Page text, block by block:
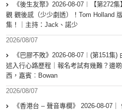
《後生友聚》2026-08-07︱【第272
觀 觀後感（少少劇透）！Tom Holland
集！｜主持：Jack、諾少
2026/08/07
《巴膠不敗》2026-08-07︱(第151集
述入行心路歷程｜報名考試有幾難？邊
西，嘉賓︰Bowan
2026/08/07
《香港台 – 聲音專欄》 2026-08-07